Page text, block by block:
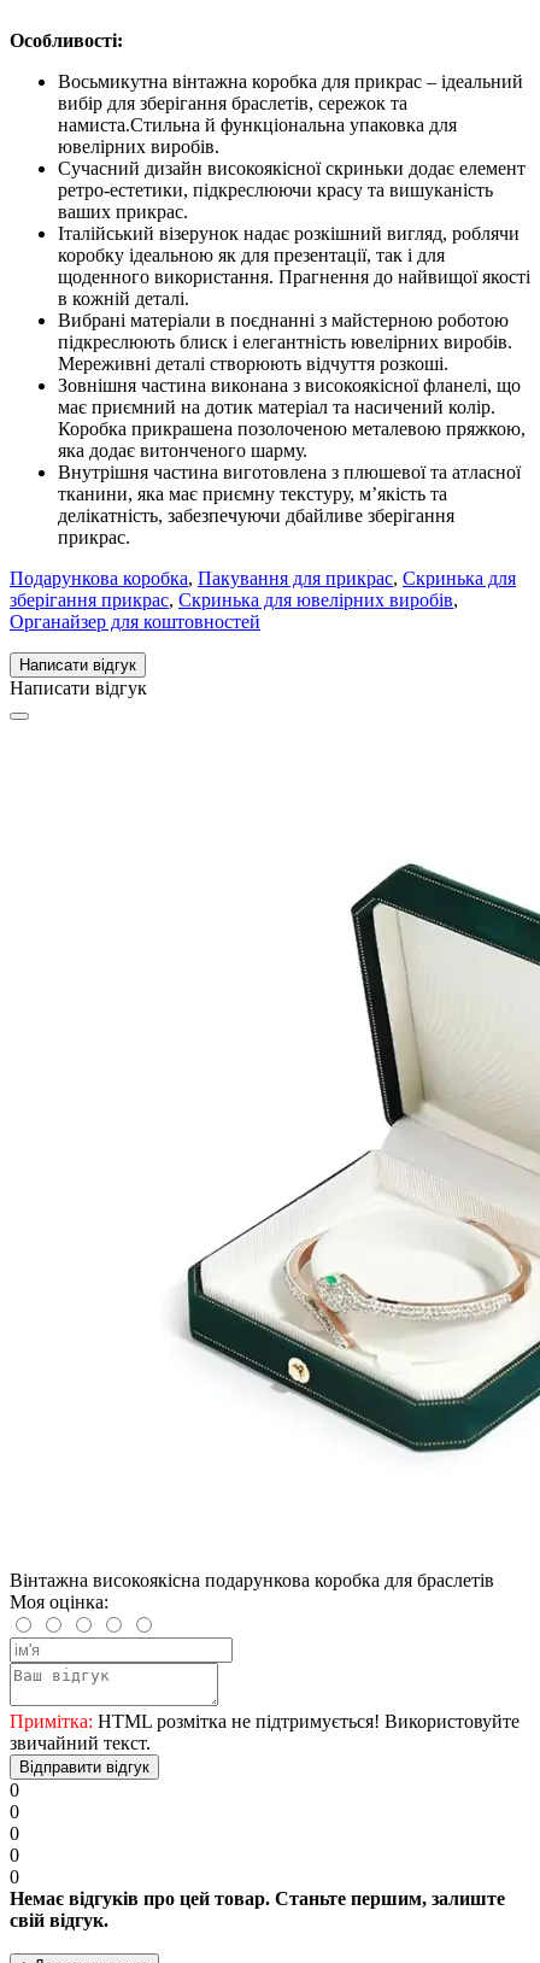
Особливості:
Восьмикутна вінтажна коробка для прикрас – ідеальний
вибір для зберігання браслетів, сережок та
намиста.Стильна й функціональна упаковка для
ювелірних виробів.
Сучасний дизайн високоякісної скриньки додає елемент
ретро-естетики, підкреслюючи красу та вишуканість
ваших прикрас.
Італійський візерунок надає розкішний вигляд, роблячи
коробку ідеальною як для презентації, так і для
щоденного використання. Прагнення до найвищої якості
в кожній деталі.
Вибрані матеріали в поєднанні з майстерною роботою
підкреслюють блиск і елегантність ювелірних виробів.
Мереживні деталі створюють відчуття розкоші.
Зовнішня частина виконана з високоякісної фланелі, що
має приємний на дотик матеріал та насичений колір.
Коробка прикрашена позолоченою металевою пряжкою,
яка додає витонченого шарму.
Внутрішня частина виготовлена з плюшевої та атласної
тканини, яка має приємну текстуру, м’якість та
делікатність, забезпечуючи дбайливе зберігання
прикрас.
Подарункова коробка, Пакування для прикрас, Скринька для
зберігання прикрас, Скринька для ювелірних виробів,
Органайзер для коштовностей
Написати відгук
Написати відгук
Вінтажна високоякісна подарункова коробка для браслетів
Моя оцінка:
Примітка: HTML розмітка не підтримується! Використовуйте
звичайний текст.
Відправити відгук
0
0
0
0
0
Немає відгуків про цей товар. Станьте першим, залиште
свій відгук.